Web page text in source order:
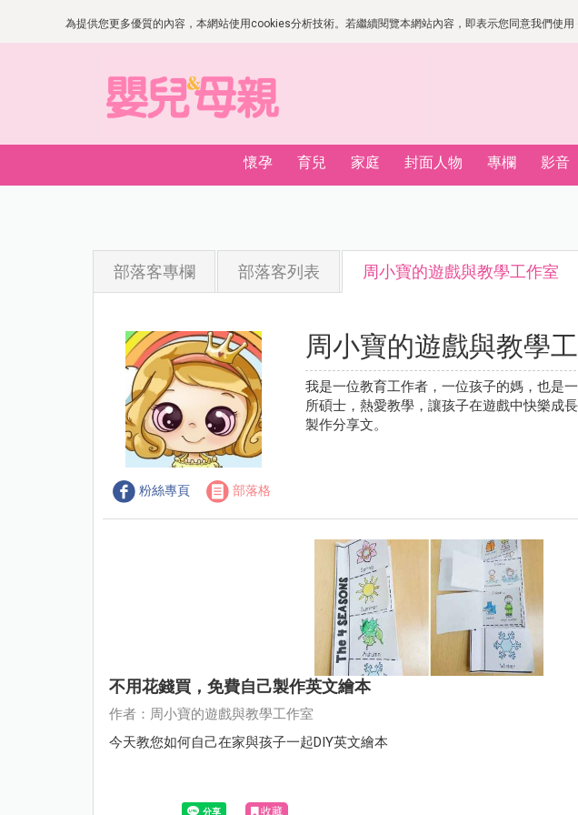
為提供您更多優質的內容，本網站使用cookies分析技術。若繼續閱覽本網站內容，即表示您同意我們使
懷孕 育兒 家庭 封面人物 專欄 影音
部落客專欄 部落客列表 周小寶的遊戲與教學工作室
粉絲專頁 部落格
周小寶的遊戲與教學
我是一位教育工作者，一位孩子的媽，也是
所碩士，熱愛教學，讓孩子在遊戲中快樂成
製作分享文。
不用花錢買，免費自己製作英文繪本
作者：周小寶的遊戲與教學工作室
今天教您如何自己在家與孩子一起DIY英文繪本
收藏